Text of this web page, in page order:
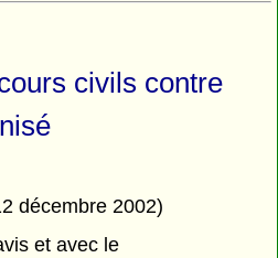
civils contre
décembre 2002)
et avec le